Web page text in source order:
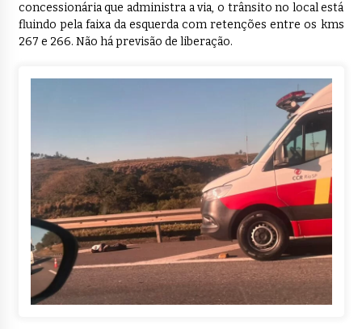
concessionária que administra a via, o trânsito no local está
fluindo pela faixa da esquerda com retenções entre os kms
267 e 266. Não há previsão de liberação.